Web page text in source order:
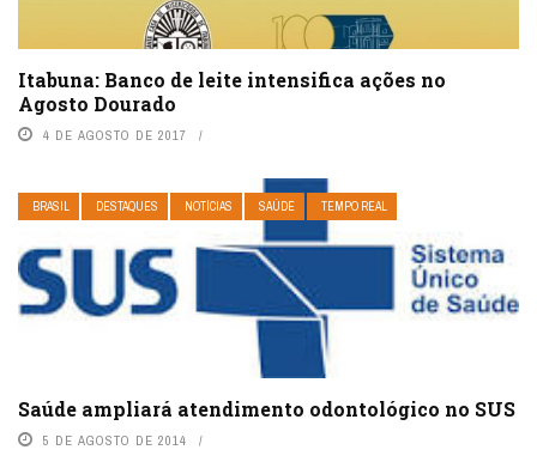
Itabuna: Banco de leite intensifica ações no
Agosto Dourado
4 DE AGOSTO DE 2017
BRASIL DESTAQUES NOTÍCIAS SAÚDE TEMPO REAL
Saúde ampliará atendimento odontológico no SUS
5 DE AGOSTO DE 2014